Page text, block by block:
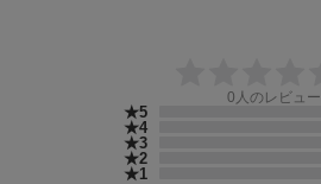
0 人のレビュー
★5
★4
★3
★2
★1